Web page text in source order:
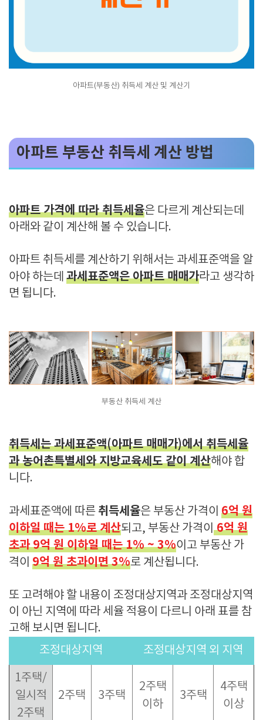
아파트(부동산) 취득세 계산 및 계산기
아파트 부동산 취득세 계산 방법
아파트 가격에 따라 취득세율은 다르게 계산되는데
아래와 같이 계산해 볼 수 있습니다.
아파트 취득세를 계산하기 위해서는 과세표준액을 알
아야 하는데 과세표준액은 아파트 매매가라고 생각하
면 됩니다.
부동산 취득세 계산
취득세는 과세표준액(아파트 매매가)에서 취득세율
과 농어촌특별세와 지방교육세도 같이 계산해야 합
니다.
과세표준액에 따른 취득세율은 부동산 가격이 6억 원
이하일 때는 1%로 계산되고, 부동산 가격이 6억 원
초과 9억 원 이하일 때는 1% ~ 3%이고 부동산 가
격이 9억 원 초과이면 3%로 계산됩니다.
또 고려해야 할 내용이 조정대상지역과 조정대상지역
이 아닌 지역에 따라 세율 적용이 다르니 아래 표를 참
고해 보시면 됩니다.
조정대상지역
조정대상지역 외 지역
1주택/
일시적
2주택
2주택 3주택
2주택
이하
3주택
4주택
이상